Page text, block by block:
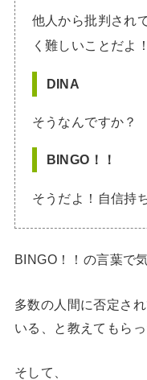
他人から批判され
く難しいことだよ
DINA
そうなんですか？
BINGO！！
そうだよ！自信持
BINGO！！の言葉で
多数の人間に否定さ
いる、と教えてもらっ
そして、